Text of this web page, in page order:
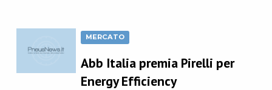
MERCATO
Abb Italia premia Pirelli per
Energy Efficiency